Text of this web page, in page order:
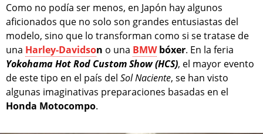
Como no podía ser menos, en Japón hay algunos
aficionados que no solo son grandes entusiastas del
modelo, sino que lo transforman como si se tratase de
una Harley-Davidson o una BMWbóxer. En la feria
Yokohama Hot Rod Custom Show (HCS), el mayor evento
de este tipo en el país del Sol Naciente, se han visto
algunas imaginativas preparaciones basadas en el
Honda Motocompo.